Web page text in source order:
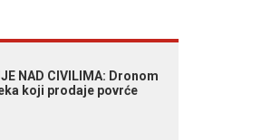
NAD CIVILIMA: Dronom
koji prodaje povrće